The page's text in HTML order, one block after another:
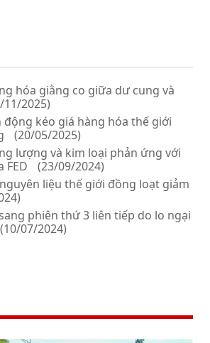
hóa giằng co giữa dư cung và
11/2025)
động kéo giá hàng hóa thế giới
(20/05/2025)
lượng và kim loại phản ứng với
FED
(23/09/2024)
liệu thế giới đồng loạt giảm
phiên thứ 3 liên tiếp do lo ngại
(10/07/2024)